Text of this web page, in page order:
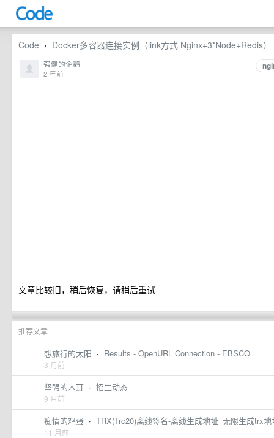
Code › Docker多容器连接实例（link方式 Nginx+3*Node+Redis）
强健的企鹅
2 年前
文章比较旧，稍后恢复，请稍后重试
推荐文章
想旅行的太阳 · Results - OpenURL Connection - EBSCO
3 月前
坚强的木耳 · 招生动态
9 月前
痴情的鸡蛋 · TRX(Trc20)离线签名-离线生成地址_无限生成trx
11 月前